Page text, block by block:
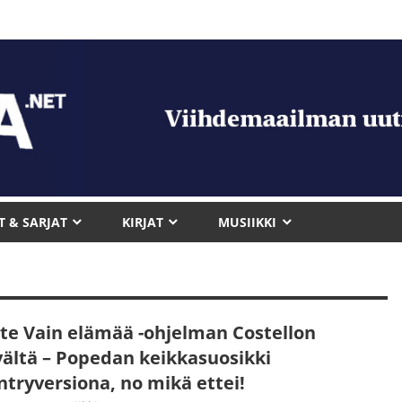
& SARJAT KIRJAT MUSIIKKI
Vain elämää -ohjelman Costellon
– Popedan keikkasuosikki
no mikä ettei!